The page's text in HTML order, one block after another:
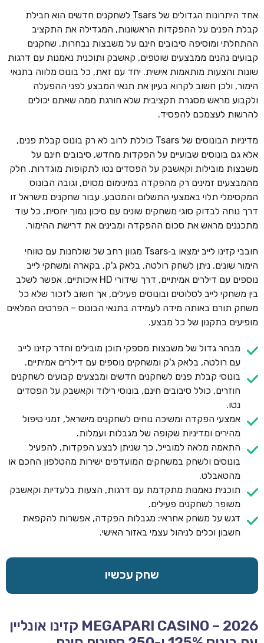
אחד היתרונות הגדולים של Tsars לשחקנים חדשים הוא חבילת
קבלת הפנים על ההפקדות הראשונות, המגדילה את התקציב
ההתחלתי ומוסיפה סיבובים חינם על משבצות נבחרות. שחקנים
קבועים נהנים ממבצעים שוטפים, קאשבק ותוכנית נאמנות עם דרגות
שונות והצעות מותאמות אישית. יחד עם זאת, כל בונוס מלווה בתנאי
הימור, ולכן חשוב לקרוא בעיון את תנאי המבצע לפני ההפעלה
ולקבוע מראש מסגרת תקציבית שלא חורגת ממה שאתם יכולים
להרשות לעצמכם להפסיד.
מדיניות הבונוסים של Tsars כוללת לרוב לא רק בונוס קבלת פנים,
אלא גם בונוסים שבועיים על הפקדות מחדש, סיבובים חינם על
משבצות מובילות וקאשבק על הפסדים נטו לתקופות מוגדרות. חלק
מהמבצעים זמינים רק מהפקדה במינימום מסוים, וגובה הבונוס
המקסימלי תלוי באמצעי התשלום והמטבע. עבור שחקנים מישראל זו
דרך נוחה לבדוק סוגי משחקים שונים עם סיכון נמוך יחסית, כל עוד
מתכננים מראש את סכום ההפקדה ומבינים את דרישת ההימור.
חובבי קזינו לייב ימצאו ב‑Tsars מגוון רחב של שולחנות עם טווחי
הימור שונים. ניתן לשחק רולטה, בלאק ג'ק, בקארה ומשחקי לייב
נוספים עם דילרים אמיתיים, דרך שידורי HD איכותיים. אפשר לשלב
בין משחקי לייב לסלוטים ובונוסים פעילים, אך חשוב לזכור שלא כל
משחק תורם באותה מידה לעמידה בתנאי הבונוס – הפרטים המלאים
מופיעים בתקנון של כל מבצע.
מבחר גדול של משבצות מספקי תוכן מובילים וחדר קזינו לייב
עם רולטה, בלאק ג'ק ומשחקים נוספים עם דילרים אמיתיים.
בונוסי קבלת פנים לשחקנים חדשים ומבצעים קבועים לשחקנים
חוזרים, כולל סיבובים חינם, בונוסי רילוד וקאשבק על הפסדים
נטו.
אמצעי הפקדה ומשיכה נוחים לשחקנים מישראל, זמני טיפול
מהירים ומדיניות שקופה של מגבלות ועמלות.
התאמה מלאה למובייל, כך שניתן לבצע הפקדות, להפעיל
בונוסים ולשחק במשחקים המועדפים ישירות מהטלפון החכם או
מהטאבלט.
תוכנית נאמנות מתקדמת עם דרגות, הצעות בלעדיות וקאשבק
משופר לשחקנים פעילים.
דגש על משחק אחראי: מגבלות הפקדה, אפשרות להקפאת
חשבון וכלים לניהול עצמי באזור האישי.
שחק עכשיו
MEGAPARI CASINO – 2026 קזינו אונליין